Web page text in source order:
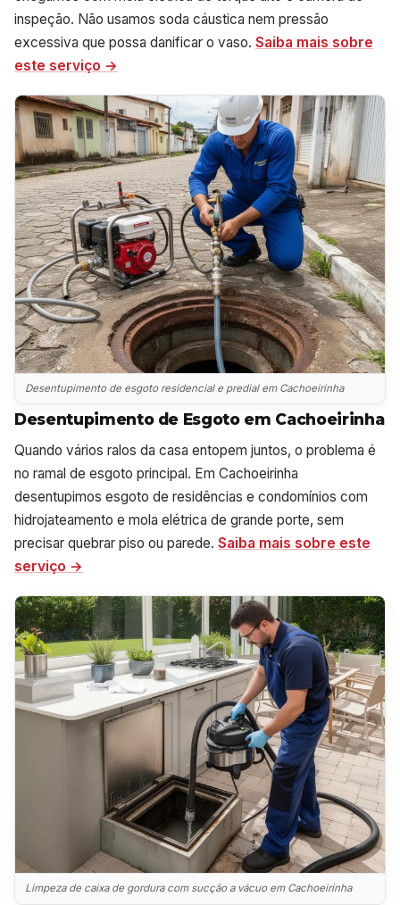
inspeção. Não usamos soda cáustica nem pressão
excessiva que possa danificar o vaso. Saiba mais sobre
este serviço →
Desentupimento de esgoto residencial e predial em Cachoeirinha
Desentupimento de Esgoto em Cachoeirinha
Quando vários ralos da casa entopem juntos, o problema é
no ramal de esgoto principal. Em Cachoeirinha
desentupimos esgoto de residências e condomínios com
hidrojateamento e mola elétrica de grande porte, sem
precisar quebrar piso ou parede. Saiba mais sobre este
serviço →
Limpeza de caixa de gordura com sucção a vácuo em Cachoeirinha